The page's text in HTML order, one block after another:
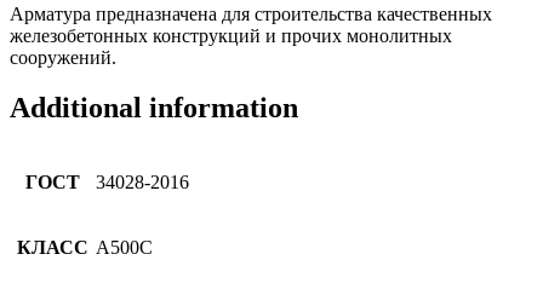
Арматура предназначена для строительства качественных
железобетонных конструкций и прочих монолитных
сооружений.
Additional information
ГОСТ 34028-2016
КЛАСС А500С